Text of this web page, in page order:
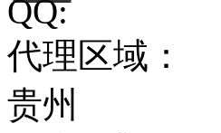
QQ:
代理区域：
贵州